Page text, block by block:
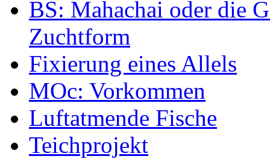
BS: Mahachai oder die
Zuchtform
Fixierung eines Allels
MOc: Vorkommen
Luftatmende Fische
Teichprojekt